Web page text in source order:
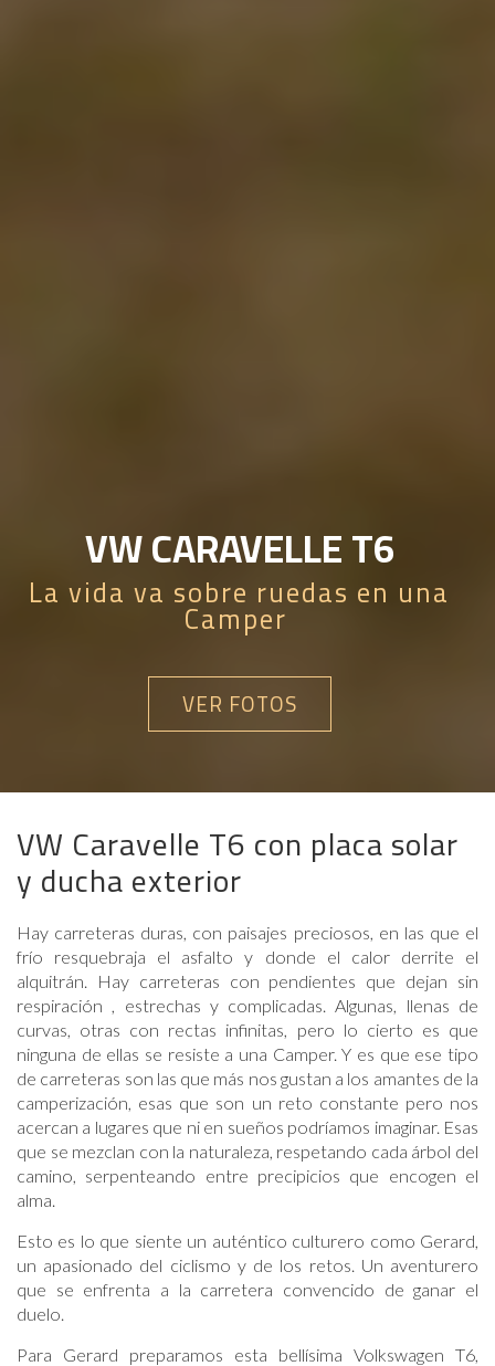
VW CARAVELLE T6
La vida va sobre ruedas en una
Camper
VER FOTOS
VW Caravelle T6 con placa solar
y ducha exterior
Hay carreteras duras, con paisajes preciosos, en las que el
frío resquebraja el asfalto y donde el calor derrite el
alquitrán. Hay carreteras con pendientes que dejan sin
respiración , estrechas y complicadas. Algunas, llenas de
curvas, otras con rectas infinitas, pero lo cierto es que
ninguna de ellas se resiste a una Camper. Y es que ese tipo
de carreteras son las que más nos gustan a los amantes de la
camperización, esas que son un reto constante pero nos
acercan a lugares que ni en sueños podríamos imaginar. Esas
que se mezclan con la naturaleza, respetando cada árbol del
camino, serpenteando entre precipicios que encogen el
alma.
Esto es lo que siente un auténtico culturero como Gerard,
un apasionado del ciclismo y de los retos. Un aventurero
que se enfrenta a la carretera convencido de ganar el
duelo.
Para Gerard preparamos esta bellísima Volkswagen T6,